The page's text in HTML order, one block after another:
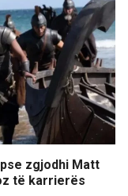
zgjodhi Matt
të karrierës